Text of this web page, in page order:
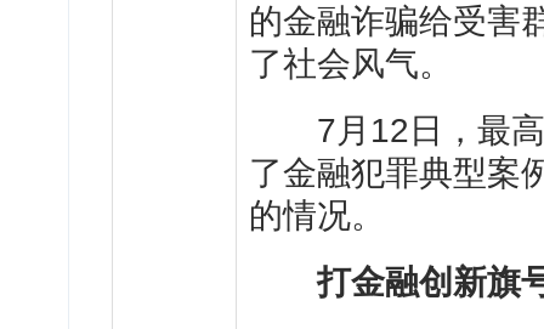
的金融诈骗给受害
了社会风气。
7月12日，最高
了金融犯罪典型案
的情况。
打金融创新旗